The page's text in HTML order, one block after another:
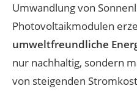
Umwandlung von
Photovoltaikmodulen
umweltfreundliche
nur nachhaltig, sondern
von steigenden